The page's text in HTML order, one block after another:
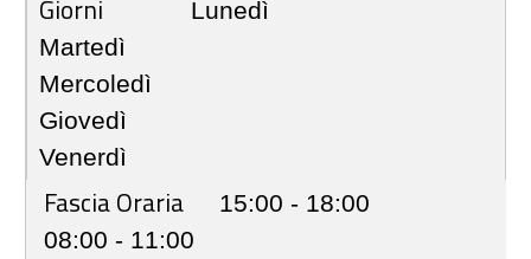
Giorni
Lunedì
Martedì
Mercoledì
Giovedì
Venerdì
Fascia Oraria
15:00 - 18:00
08:00 - 11:00